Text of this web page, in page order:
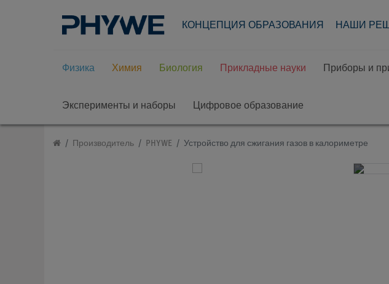
КОНЦЕПЦИЯ ОБРАЗОВАНИЯ НАШИ
Физика Химия Биология Прикладные науки Приборы и
Эксперименты и наборы Цифровое образование
Производитель PHYWE Устройство для сжигания газов в калориметре